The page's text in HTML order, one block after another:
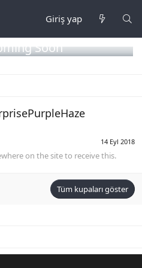
Giriş yap
Soon
14 Eyl 2018
on the site to receive this.
Tüm kupaları göster